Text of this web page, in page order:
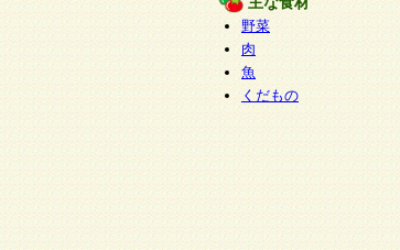
合には、当社の
い場合がござい
野菜
肉
魚
くだもの